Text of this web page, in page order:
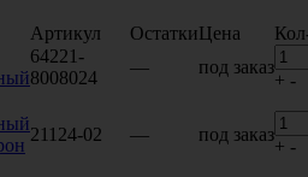
Артикул ОстаткиЦена
64221-
8008024
— под заказ
+ -
21124-02 — под заказ
+ -